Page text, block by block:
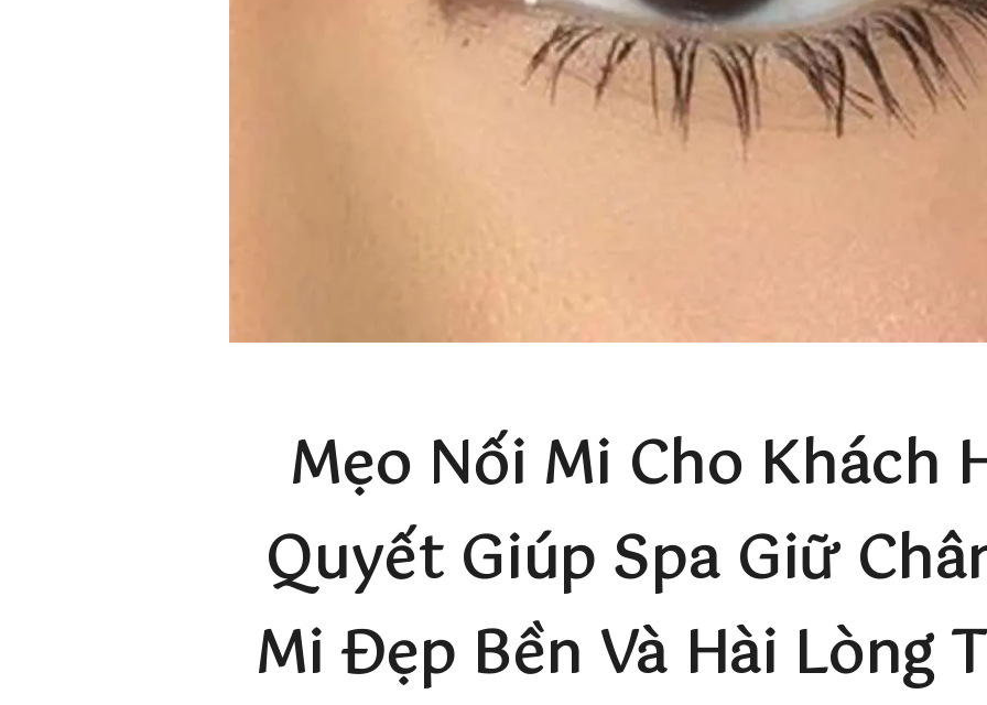
Mẹo Nối Mi Cho Khách
Quyết Giúp Spa Giữ
Mi Đẹp Bền Và Hài Lòng